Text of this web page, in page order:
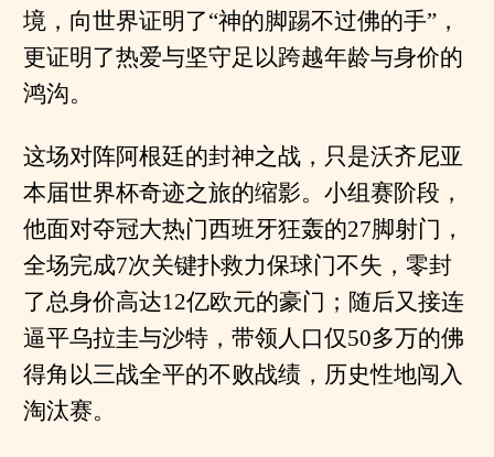
境，向世界证明了“神的脚踢不过佛的手”，
更证明了热爱与坚守足以跨越年龄与身价的
鸿沟。
这场对阵阿根廷的封神之战，只是沃齐尼亚
本届世界杯奇迹之旅的缩影。小组赛阶段，
他面对夺冠大热门西班牙狂轰的27脚射门，
全场完成7次关键扑救力保球门不失，零封
了总身价高达12亿欧元的豪门；随后又接连
逼平乌拉圭与沙特，带领人口仅50多万的佛
得角以三战全平的不败战绩，历史性地闯入
淘汰赛。